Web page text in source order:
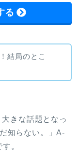
る
結局のとこ
きな話題となっ
知らない。」A-
。